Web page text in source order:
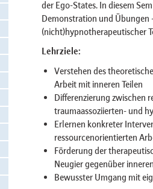
der Ego-States. In diesem
Demonstration und Übungen
(nicht)hypnotherapeutischer
Lehrziele:
Verstehen des
Arbeit mit inneren Teilen
Differenzierung zwischen
traumaassoziierten- und
Erlernen konkreter
ressourcenorientierten
Förderung der
Neugier gegenüber
Bewusster Umgang mit